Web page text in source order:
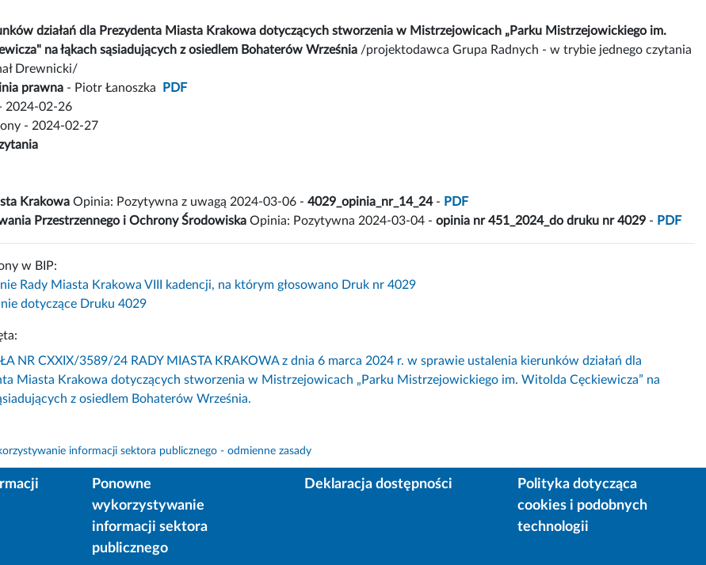
działań dla Prezydenta Miasta Krakowa dotyczących stworzenia w Mistrzejowicach „Parku Mistrzejowickiego im.
na łąkach sąsiadujących z osiedlem Bohaterów Września /projektodawca Grupa Radnych - w trybie jednego czytania
Drewnicki/
prawna - Piotr Łanoszka
PDF
2024-02-26
- 2024-02-27
Krakowa Opinia: Pozytywna z uwagą 2024-03-06 - 4029_opinia_nr_14_24- PDF
Przestrzennego i Ochrony Środowiska Opinia: Pozytywna 2024-03-04 - opinia nr 451_2024_do druku nr 4029 - PDF
w BIP:
Rady Miasta Krakowa VIII kadencji, na którym głosowano Druk nr 4029
dotyczące Druku 4029
NR CXXIX/3589/24 RADY MIASTA KRAKOWA z dnia 6 marca 2024 r. w sprawie ustalenia kierunków działań dla
Miasta Krakowa dotyczących stworzenia w Mistrzejowicach „Parku Mistrzejowickiego im. Witolda Cęckiewicza” na
z osiedlem Bohaterów Września.
informacji sektora publicznego - odmienne zasady
Ponowne
wykorzystywanie
informacji sektora
publicznego
Deklaracja dostępności
Polityka dotycząca
cookies i podobnych
technologii